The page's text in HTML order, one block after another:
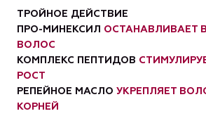
ТРОЙНОЕ ДЕЙСТВИЕ
ПРО-МИНЕКСИЛ ОСТАНАВЛИВАЕТ
ВОЛОС
КОМПЛЕКС ПЕПТИДОВ
РОСТ
РЕПЕЙНОЕ МАСЛО УКРЕПЛЯЕТ
КОРНЕЙ